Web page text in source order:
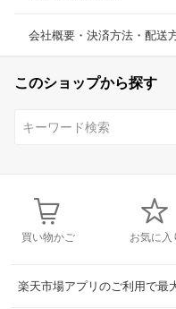
会社概要・決済方法・配送
このショップから探す
買い物かご お気に入
楽天市場アプリのご利用で最